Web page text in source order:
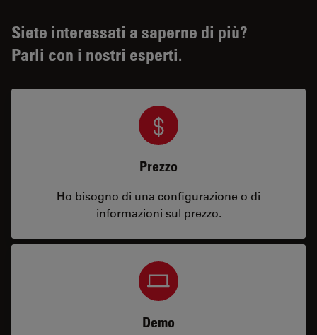
Siete interessati a saperne di più?
Parli con i nostri esperti.
Prezzo
Ho bisogno di una configurazione o di
informazioni sul prezzo.
Demo